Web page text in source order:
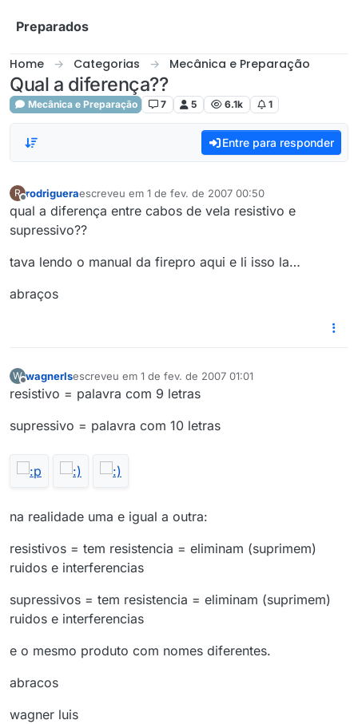
Preparados
Home Categorias Mecânica e Preparação
Qual a diferença??
Mecânica e Preparação 7 5 6.1k 1
Entre para responder
R
Offline
rodrigueraescreveu em 1 de fev. de 2007 00:50
última edição por
qual a diferença entre cabos de vela resistivo e
supressivo??
tava lendo o manual da firepro aqui e li isso la…
abraços
W
Offline
wagnerlsescreveu em 1 de fev. de 2007 01:01
última edição por
resistivo = palavra com 9 letras
supressivo = palavra com 10 letras
na realidade uma e igual a outra:
resistivos = tem resistencia = eliminam (suprimem)
ruidos e interferencias
supressivos = tem resistencia = eliminam (suprimem)
ruidos e interferencias
e o mesmo produto com nomes diferentes.
abracos
wagner luis